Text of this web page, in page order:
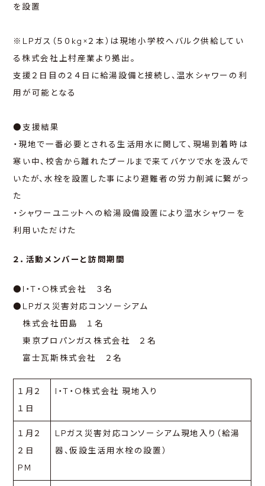
を設置
※LPガス（５０kg×２本）は現地小学校へバルク供給してい
る株式会社上村産業より拠出。
支援２日目の２４日に給湯設備と接続し、温水シャワーの利
用が可能となる
●支援結果
・現地で一番必要とされる生活用水に関して、現場到着時は
寒い中、校舎から離れたプールまで来てバケツで水を汲んで
いたが、水栓を設置した事により避難者の労力削減に繋がっ
た
・シャワーユニットへの給湯設備設置により温水シャワーを
利用いただけた
２．活動メンバーと訪問期間
●I・T・O株式会社 ３名
●LPガス災害対応コンソーシアム
株式会社田島 １名
東京プロパンガス株式会社 ２名
富士瓦斯株式会社 ２名
１月２
１日
I・T・O株式会社 現地入り
１月２
２日
PM
LPガス災害対応コンソーシアム現地入り（給湯
器、仮設生活用水栓の設置）